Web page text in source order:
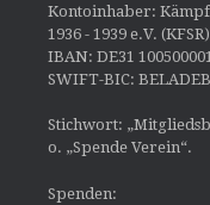
Kontoinhaber:
1936 - 1939 e.V. (KFSR)
IBAN: DE31
SWIFT-BIC:
Stichwort:
o. „Spende Verein“.
Spenden: